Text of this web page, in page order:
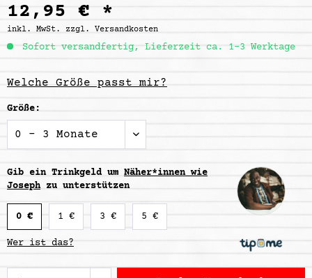
12,95 € *
inkl. MwSt. zzgl. Versandkosten
Sofort versandfertig, Lieferzeit ca. 1-3 Werktage
Welche Größe passt mir?
Größe:
Gib ein Trinkgeld um Näher*innen wie
Josephzu unterstützen
0 € 1 € 3 € 5 €
Wer ist das?